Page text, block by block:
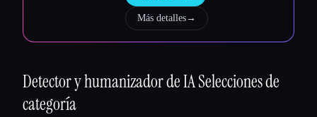
Más detalles→
Detector y humanizador de IASelecciones de
categoría